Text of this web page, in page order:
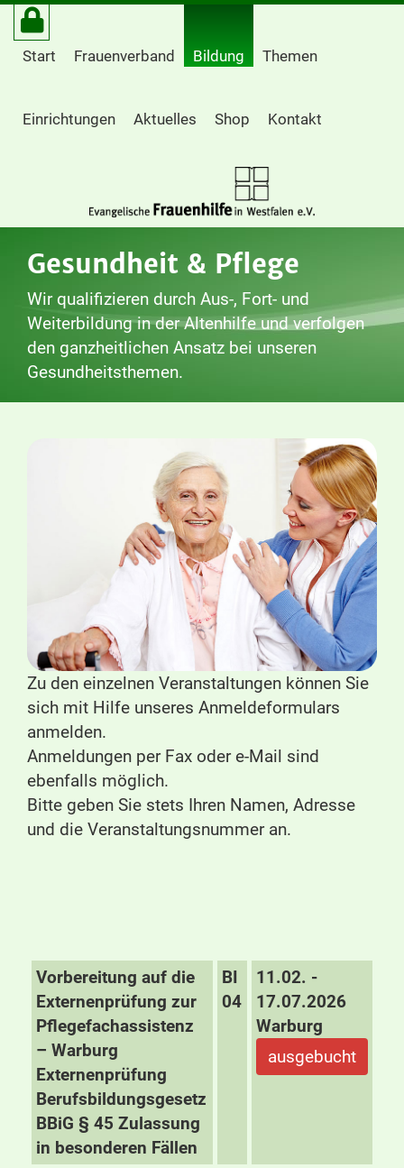
Start Frauenverband Bildung Themen
Einrichtungen Aktuelles Shop Kontakt
Gesundheit & Pflege
Wir qualifizieren durch Aus-, Fort- und
Weiterbildung in der Altenhilfe und verfolgen
den ganzheitlichen Ansatz bei unseren
Gesundheitsthemen.
Zu den einzelnen Veranstaltungen können Sie
sich mit Hilfe unseres Anmeldeformulars
anmelden.
Anmeldungen per Fax oder e-Mail sind
ebenfalls möglich.
Bitte geben Sie stets Ihren Namen, Adresse
und die Veranstaltungsnummer an.
Vorbereitung auf die
Externenprüfung zur
Pflegefachassistenz
– Warburg
Externenprüfung
Berufsbildungsgesetz
BBiG § 45 Zulassung
in besonderen Fällen
BI
04
11.02. -
17.07.2026
Warburg
ausgebucht